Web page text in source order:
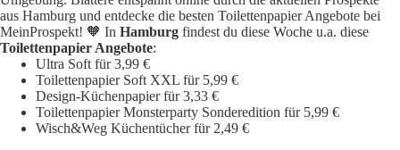
aus Hamburg und entdecke die besten Toilettenpapier Angebote bei
MeinProspekt! 🧡 In Hamburg findest du diese Woche u.a. diese
Toilettenpapier Angebote:
Ultra Soft für 3,99 €
Toilettenpapier Soft XXL für 5,99 €
Design-Küchenpapier für 3,33 €
Toilettenpapier Monsterparty Sonderedition für 5,99 €
Wisch&Weg Küchentücher für 2,49 €